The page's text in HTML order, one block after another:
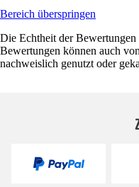
Bereich überspringen
Die Echtheit der
Bewertungen können auch
nachweislich genutzt oder